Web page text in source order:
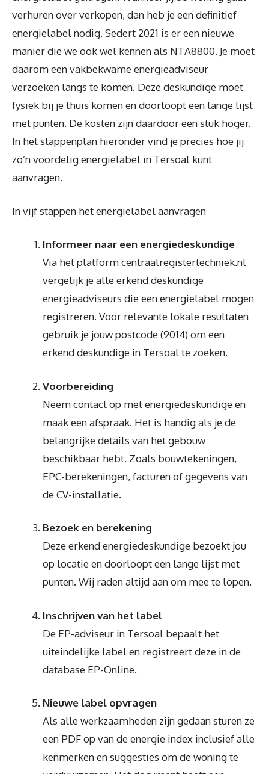
verhuren over verkopen, dan heb je een definitief
energielabel nodig. Sedert 2021 is er een nieuwe
manier die we ook wel kennen als NTA8800. Je moet
daarom een vakbekwame energieadviseur
verzoeken langs te komen. Deze deskundige moet
fysiek bij je thuis komen en doorloopt een lange lijst
met punten. De kosten zijn daardoor een stuk hoger.
In het stappenplan hieronder vind je precies hoe jij
zo’n voordelig energielabel in Tersoal kunt
aanvragen.
In vijf stappen het energielabel aanvragen
Informeer naar een energiedeskundige
Via het platform centraalregistertechniek.nl
vergelijk je alle erkend deskundige
energieadviseurs die een energielabel mogen
registreren. Voor relevante lokale resultaten
gebruik je jouw postcode (9014) om een
erkend deskundige in Tersoal te zoeken.
Voorbereiding
Neem contact op met energiedeskundige en
maak een afspraak. Het is handig als je de
belangrijke details van het gebouw
beschikbaar hebt. Zoals bouwtekeningen,
EPC-berekeningen, facturen of gegevens van
de CV-installatie.
Bezoek en berekening
Deze erkend energiedeskundige bezoekt jou
op locatie en doorloopt een lange lijst met
punten. Wij raden altijd aan om mee te lopen.
Inschrijven van het label
De EP-adviseur in Tersoal bepaalt het
uiteindelijke label en registreert deze in de
database EP-Online.
Nieuwe label opvragen
Als alle werkzaamheden zijn gedaan sturen ze
een PDF op van de energie index inclusief alle
kenmerken en suggesties om de woning te